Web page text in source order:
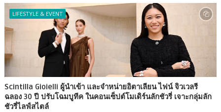
LIFESTYLE & EVENT
Scintilla Gioielli ผู้นำเข้า และจำหน่ายอิตาเลียน ไฟน์ จิวเวลรี
ฉลอง 30 ปี ปรับโฉมบูทีค ในคอนเซ็ปต์โมเดิร์นลักชัวรี่ เจาะกลุ่มลัก
ชัวรี่ไลฟ์สไตล์